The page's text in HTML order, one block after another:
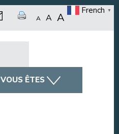
A A A
French ▼
VOUS ÊTES